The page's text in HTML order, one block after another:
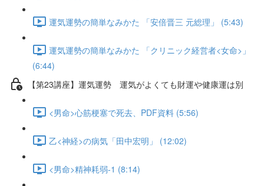
運気運勢の簡単なみかた 「安倍晋三 元総理」 (5:43)
運気運勢の簡単なみかた 「クリニック経営者<女命>」
(6:44)
【第23講座】運気運勢 運気がよくても財運や健康運は別
<男命>心筋梗塞で死去、PDF資料 (5:56)
乙<神経>の病気「田中宏明」 (12:02)
<男命>精神耗弱-1 (8:14)